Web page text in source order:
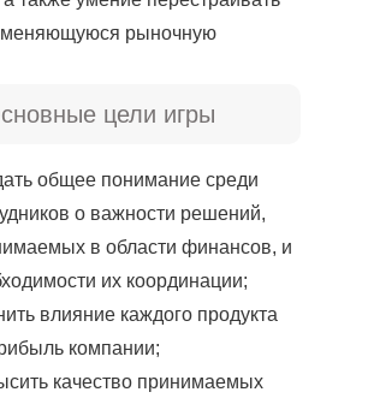
меняющуюся рыночную
цели игры
общее понимание среди
о важности решений,
в области финансов, и
их координации;
влияние каждого продукта
компании;
качество принимаемых